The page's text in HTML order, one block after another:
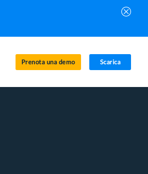
Prenota una demo Scarica